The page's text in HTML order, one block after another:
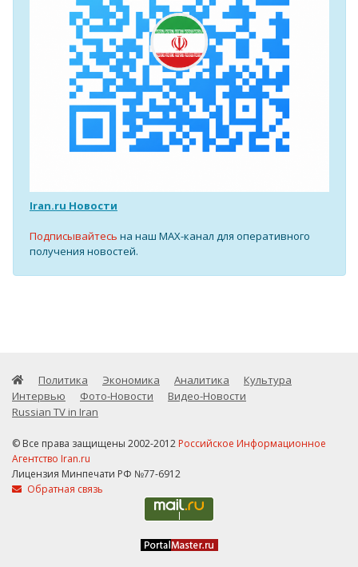
Iran.ru Новости
Подписывайтесь на наш MAX-канал для оперативного
получения новостей.
Политика Экономика Аналитика
Культура
Интервью
Фото-Новости
Видео-Новости
Russian TV in Iran
© Все права защищены 2002-2012 Российское Информационное
Агентство Iran.ru
Лицензия Минпечати РФ №77-6912
Обратная связь